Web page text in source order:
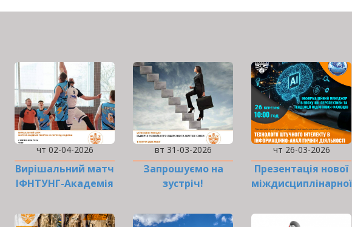
чт 02-04-2026
Вирішальний матч
ІФНТУНГ-Академія
вт 31-03-2026
Запрошуємо на
зустріч!
чт 26-03-2026
Презентація нової
міждисциплінарної
програми…